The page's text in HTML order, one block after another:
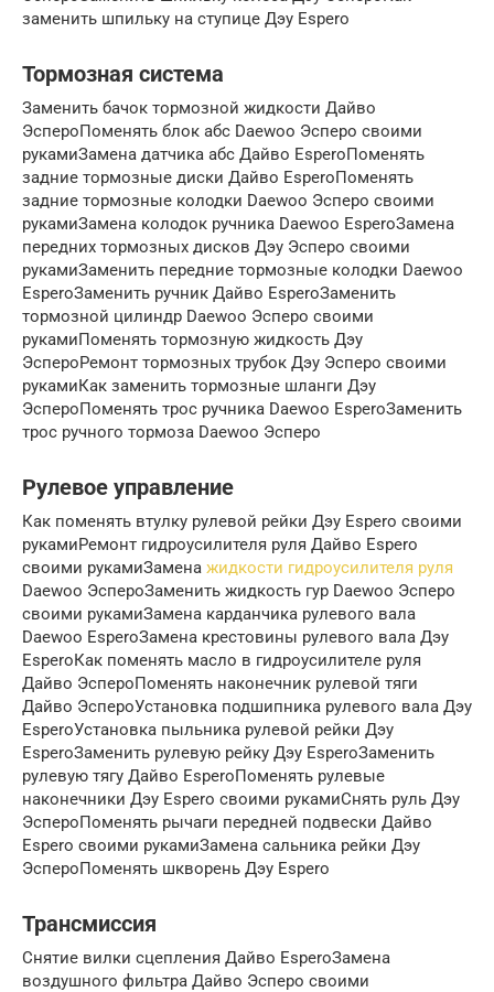
заменить шпильку на ступице Дэу Espero
Тормозная система
Заменить бачок тормозной жидкости Дайво
ЭспероПоменять блок абс Daewoo Эсперо своими
рукамиЗамена датчика абс Дайво EsperoПоменять
задние тормозные диски Дайво EsperoПоменять
задние тормозные колодки Daewoo Эсперо своими
рукамиЗамена колодок ручника Daewoo EsperoЗамена
передних тормозных дисков Дэу Эсперо своими
рукамиЗаменить передние тормозные колодки Daewoo
EsperoЗаменить ручник Дайво EsperoЗаменить
тормозной цилиндр Daewoo Эсперо своими
рукамиПоменять тормозную жидкость Дэу
ЭспероРемонт тормозных трубок Дэу Эсперо своими
рукамиКак заменить тормозные шланги Дэу
ЭспероПоменять трос ручника Daewoo EsperoЗаменить
трос ручного тормоза Daewoo Эсперо
Рулевое управление
Как поменять втулку рулевой рейки Дэу Espero своими
рукамиРемонт гидроусилителя руля Дайво Espero
своими рукамиЗамена жидкости гидроусилителя руля
Daewoo ЭспероЗаменить жидкость гур Daewoo Эсперо
своими рукамиЗамена карданчика рулевого вала
Daewoo EsperoЗамена крестовины рулевого вала Дэу
EsperoКак поменять масло в гидроусилителе руля
Дайво ЭспероПоменять наконечник рулевой тяги
Дайво ЭспероУстановка подшипника рулевого вала Дэу
EsperoУстановка пыльника рулевой рейки Дэу
EsperoЗаменить рулевую рейку Дэу EsperoЗаменить
рулевую тягу Дайво EsperoПоменять рулевые
наконечники Дэу Espero своими рукамиСнять руль Дэу
ЭспероПоменять рычаги передней подвески Дайво
Espero своими рукамиЗамена сальника рейки Дэу
ЭспероПоменять шкворень Дэу Espero
Трансмиссия
Снятие вилки сцепления Дайво EsperoЗамена
воздушного фильтра Дайво Эсперо своими